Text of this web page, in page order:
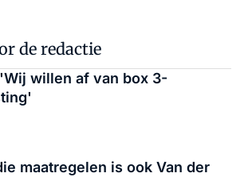
de redactie
willen af van box 3-
maatregelen is ook Van der